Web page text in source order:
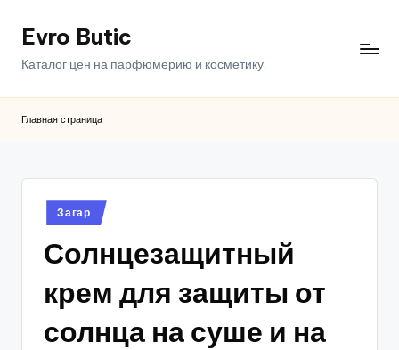
ПерейтиEvro Butic
Каталог цен на парфюмерию и косметику.
Главная страница
Опубликовано
в
Загар
Солнцезащитный
крем для защиты от
солнца на суше и на